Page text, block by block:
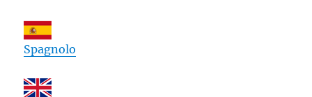
Spagnolo